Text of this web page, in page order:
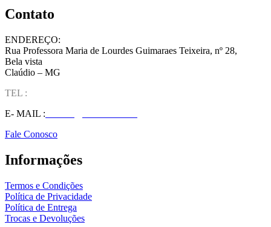
Contato
ENDEREÇO:
Rua Professora Maria de Lourdes Guimaraes Teixeira, nº 28,
Bela vista
Claúdio – MG
TEL :
E- MAIL :
Fale Conosco
Informações
Termos e Condições
Política de Privacidade
Política de Entrega
Trocas e Devoluções